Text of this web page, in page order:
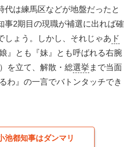
代は練馬区などが地盤だったと
事2期目の現職が補選に出れば確
しょう。しかし、それじゃあ ド
』とも『妹』とも呼ばれる右腕
を立て、解散・総選挙 まで当面
わ』の一言でバトンタッチでき
池都知事はダンマリ